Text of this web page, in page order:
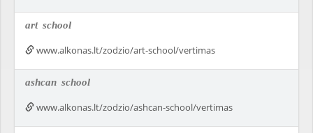
art school
www.alkonas.lt/zodzio/art-school/vertimas
ashcan school
www.alkonas.lt/zodzio/ashcan-school/vertimas